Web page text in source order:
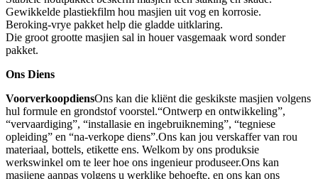
Gewikkelde plastiekfilm hou masjien uit vog en korrosie.
Beroking-vrye pakket help die gladde uitklaring.
Die groot grootte masjien sal in houer vasgemaak word sonder
pakket.
Ons Diens
VoorverkoopdiensOns kan die kliënt die geskikste masjien volgens
hul formule en grondstof voorstel.“Ontwerp en ontwikkeling”,
“vervaardiging”, “installasie en ingebruikneming”, “tegniese
opleiding” en “na-verkope diens”.Ons kan jou verskaffer van rou
materiaal, bottels, etikette ens. Welkom by ons produksie
werkswinkel om te leer hoe ons ingenieur produseer.Ons kan
masjiene aanpas volgens u werklike behoefte, en ons kan ons